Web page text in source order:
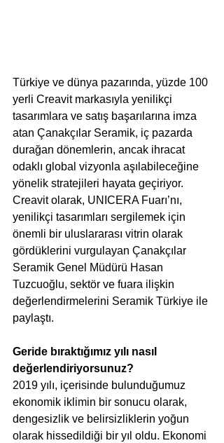
Türkiye ve dünya pazarında, yüzde 100
yerli Creavit markasıyla yenilikçi
tasarımlara ve satış başarılarına imza
atan Çanakçılar Seramik, iç pazarda
durağan dönemlerin, ancak ihracat
odaklı global vizyonla aşılabileceğine
yönelik stratejileri hayata geçiriyor.
Creavit olarak, UNICERA Fuarı’nı,
yenilikçi tasarımları sergilemek için
önemli bir uluslararası vitrin olarak
gördüklerini vurgulayan Çanakçılar
Seramik Genel Müdürü Hasan
Tuzcuoğlu, sektör ve fuara ilişkin
değerlendirmelerini Seramik Türkiye ile
paylaştı.
Geride bıraktığımız yılı nasıl
değerlendiriyorsunuz?
2019 yılı, içerisinde bulunduğumuz
ekonomik iklimin bir sonucu olarak,
dengesizlik ve belirsizliklerin yoğun
olarak hissedildiği bir yıl oldu. Ekonomi